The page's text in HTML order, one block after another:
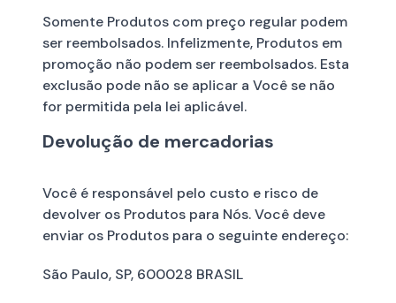
Somente Produtos com preço regular podem
ser reembolsados. Infelizmente, Produtos em
promoção não podem ser reembolsados. Esta
exclusão pode não se aplicar a Você se não
for permitida pela lei aplicável.
Devolução de mercadorias
Você é responsável pelo custo e risco de
devolver os Produtos para Nós. Você deve
enviar os Produtos para o seguinte endereço:
São Paulo, SP, 600028 BRASIL